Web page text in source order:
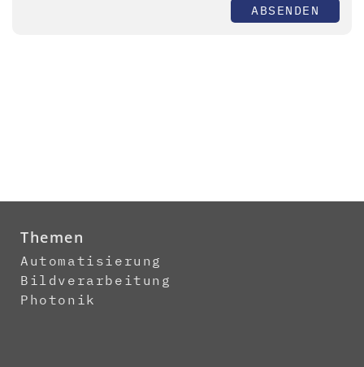
ABSENDEN
Themen
Automatisierung
Bildverarbeitung
Photonik